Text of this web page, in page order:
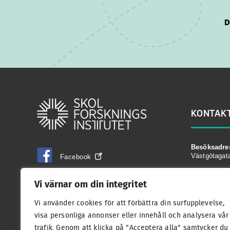
Vi värnar om din integritet
Vi använder cookies för att förbättra din surfupplevelse,
visa personliga annonser eller innehåll och analysera vår
trafik. Genom att klicka på "Acceptera alla" samtycker du
Facebook
LinkedIn
Youtube
Box
Telefon:
08-523 29 800